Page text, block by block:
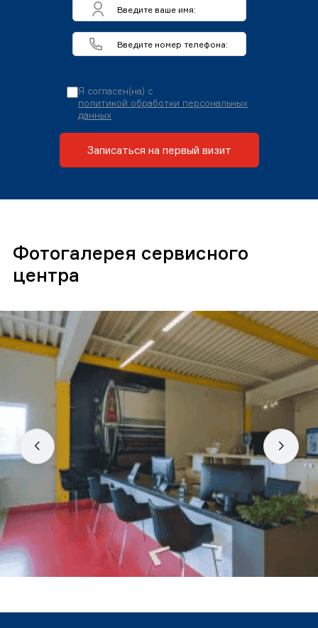
Я согласен(на) с
политикой обработки персональных
данных
Записаться на первый визит
Фотогалерея сервисного
центра